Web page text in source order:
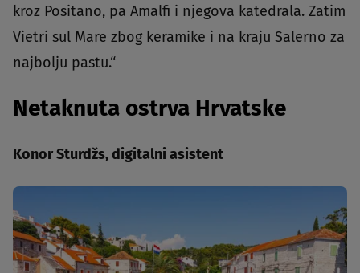
kroz Positano, pa Amalfi i njegova katedrala. Zatim
Vietri sul Mare zbog keramike i na kraju Salerno za
najbolju pastu.“
Netaknuta ostrva Hrvatske
Konor Sturdžs, digitalni asistent